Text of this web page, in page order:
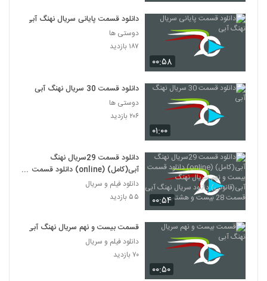
۰۰:۵۸
دانلود قسمت پایانی سریال نهنگ آبی
دوستی ها
۱۸۷ بازدید
۰۱:۰۰
دانلود قسمت 30 سریال نهنگ آبی
دوستی ها
۲۰۶ بازدید
۰۰:۵۴
دانلود قسمت 29سریال نهنگ
آبی(کامل) (online) دانلود قسمت
بیست و نهم سریال نهنگ آبی(قانونی)
دانلود فیلم و سریال
۵۵ بازدید
۰۰:۵۰
قسمت بیست و نهم سریال نهنگ آبی
دانلود فیلم و سریال
۷۰ بازدید